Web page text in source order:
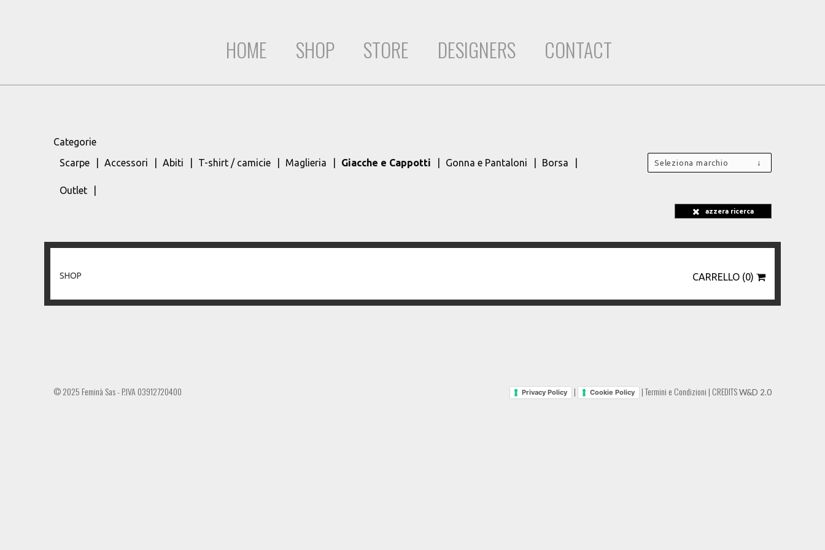
HOME SHOP STORE DESIGNERS CONTACT
Categorie
Scarpe
Accessori Abiti T-shirt / camicie Maglieria Giacche e Cappotti Gonna e Pantaloni Borsa
Outlet
Seleziona marchio
azzera ricerca
SHOP CARRELLO (0)
© 2025 Feminà Sas - P.IVA 03912720400 Privacy Policy | Cookie Policy |Termini e Condizioni | CREDITSW&D 2.0